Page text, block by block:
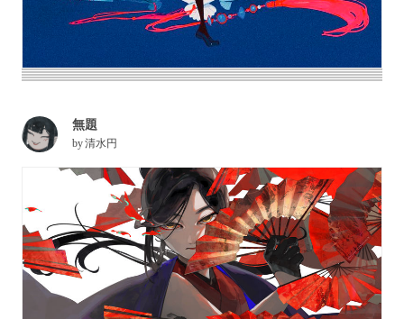
無題
by清水円